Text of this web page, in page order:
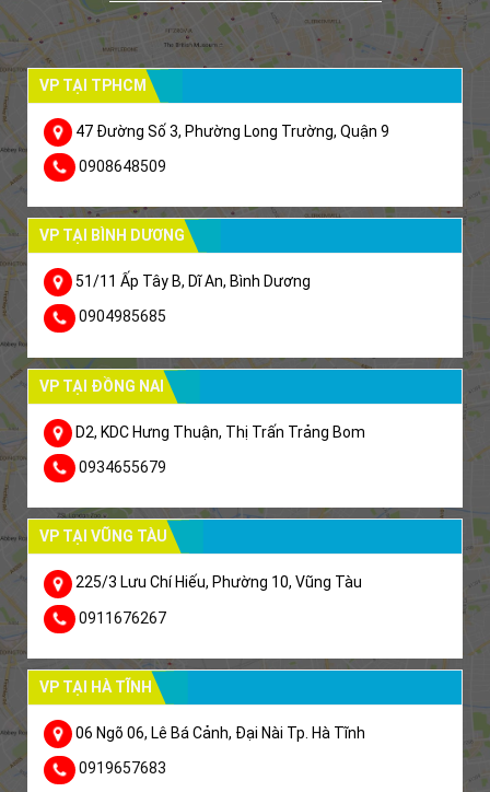
VP TẠI TPHCM
47 Đường Số 3, Phường Long Trường, Quận 9
0908648509
VP TẠI BÌNH DƯƠNG
51/11 Ấp Tây B, Dĩ An, Bình Dương
0904985685
VP TẠI ĐỒNG NAI
D2, KDC Hưng Thuận, Thị Trấn Trảng Bom
0934655679
VP TẠI VŨNG TÀU
225/3 Lưu Chí Hiếu, Phường 10, Vũng Tàu
0911676267
VP TẠI HÀ TĨNH
06 Ngõ 06, Lê Bá Cảnh, Đại Nài Tp. Hà Tĩnh
0919657683